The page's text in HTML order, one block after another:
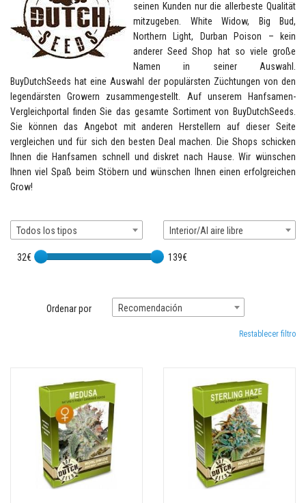
seinen Kunden nur die allerbeste Qualität
mitzugeben. White Widow, Big Bud,
Northern Light, Durban Poison – kein
anderer Seed Shop hat so viele große
Namen in seiner Auswahl.
BuyDutchSeeds hat eine Auswahl der populärsten Züchtungen von den
legendärsten Growern zusammengestellt. Auf unserem Hanfsamen-
Vergleichportal finden Sie das gesamte Sortiment von BuyDutchSeeds.
Sie können das Angebot mit anderen Herstellern auf dieser Seite
vergleichen und für sich den besten Deal machen. Die Shops schicken
Ihnen die Hanfsamen schnell und diskret nach Hause. Wir wünschen
Ihnen viel Spaß beim Stöbern und wünschen Ihnen einen erfolgreichen
Grow!
Todos los tipos Interior/Al aire libre
32€ 139€
Ordenar por Recomendación
Restablecer filtro